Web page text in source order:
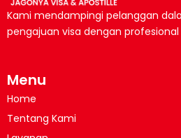
Kami mendampingi pelanggan
pengajuan visa dengan
Menu
Home
Tentang Kami